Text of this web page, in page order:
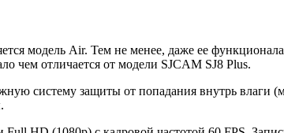
модель Air. Тем не менее, даже ее
чем отличается от модели SJCAM SJ8 Plus.
систему защиты от попадания внутрь влаги